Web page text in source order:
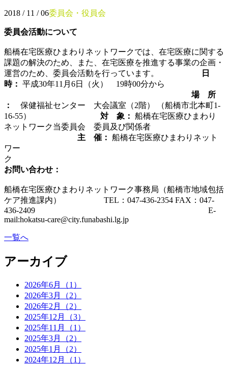
2018 / 11 / 06委員会・役員会
委員会活動について
船橋在宅医療ひまわりネットワークでは、在宅医療に関する
課題の解決のため、また、在宅医療を推進する事業の企画・
運営のため、委員会活動を行っています。
日
時： 平成30年11月6日（火） 19時00分から
場 所
：
保健福祉センター 大会議室（2階） （船橋市北本町1-
16-55） 対 象： 船橋在宅医療ひまわり
ネットワーク当委員会 委員及び関係者
主 催： 船橋在宅医療ひまわりネット
ワー
ク
お問い合わせ：
船橋在宅医療ひまわりネットワーク事務局（船橋市地域包括
ケア推進課内） TEL：047-436-2354 FAX：047-
436-2409 E-
mail:hokatsu-care@city.funabashi.lg.jp
一覧へ
アーカイブ
2026年6月（1）
2026年3月（2）
2026年2月（2）
2025年12月（3）
2025年11月（1）
2025年3月（2）
2025年1月（2）
2024年12月（1）